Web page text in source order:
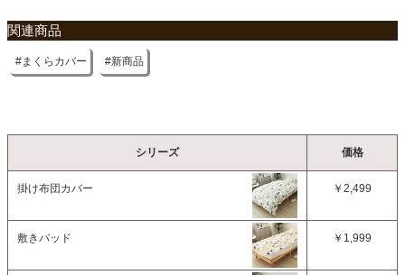
関連商品
まくらカバー 新商品
シリーズ 価格
掛け布団カバー ￥2,499
敷きパッド ￥1,999